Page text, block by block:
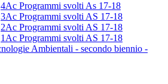
4Ac Programmi svolti As 17-18
3Ac Programmi svolti AS 17-18
2Ac Programmi svolti AS 17-18
1Ac Programmi svolti AS 17-18
Ambientali - secondo biennio -